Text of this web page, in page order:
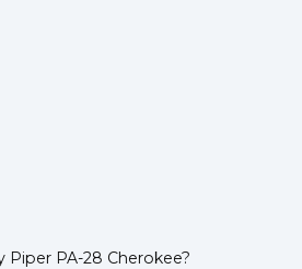
Piper PA-28 Cherokee?